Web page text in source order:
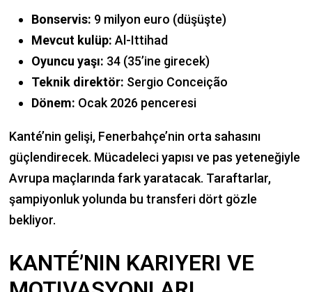
Bonservis: 9 milyon euro (düşüşte)
Mevcut kulüp: Al-Ittihad
Oyuncu yaşı: 34 (35’ine girecek)
Teknik direktör: Sergio Conceição
Dönem: Ocak 2026 penceresi
Kanté’nin gelişi, Fenerbahçe’nin orta sahasını
güçlendirecek. Mücadeleci yapısı ve pas yeteneğiyle
Avrupa maçlarında fark yaratacak. Taraftarlar,
şampiyonluk yolunda bu transferi dört gözle
bekliyor.
KANTÉ’NIN KARIYERI VE